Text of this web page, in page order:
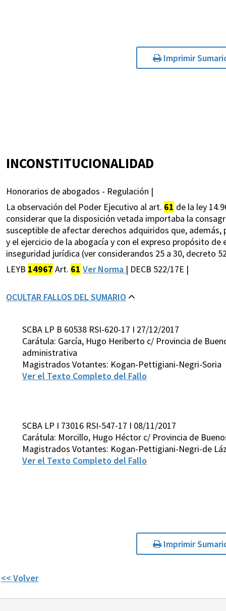
Imprimir
INCONSTITUCIONALIDAD
Honorarios de abogados - Regulación |
La observación del Poder Ejecutivo al art. 61 de la ley
considerar que la disposición vetada importaba la
susceptible de afectar derechos adquiridos que,
y el ejercicio de la abogacía y con el expreso propósito
inseguridad jurídica (ver considerandos 25 a 30, decreto
LEYB 14967 Art. 61 Ver Norma | DECB 522/17E |
OCULTAR FALLOS DEL SUMARIO
SCBA LP B 60538 RSI-620-17 I 27/12/2017
Carátula: García, Hugo Heriberto c/ Provincia de
administrativa
Magistrados Votantes: Kogan-Pettigiani-Negri-Soria
Ver el Texto Completo del Fallo
SCBA LP I 73016 RSI-547-17 I 08/11/2017
Carátula: Morcillo, Hugo Héctor c/ Provincia de
Magistrados Votantes: Kogan-Pettigiani-Negri-de
Ver el Texto Completo del Fallo
Imprimir
<< Volver